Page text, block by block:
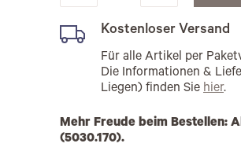
Kostenloser Versand
Für alle Artikel per
Die Informationen &
Liegen) finden Sie hier.
Mehr Freude beim Bestellen:
(5030.170).